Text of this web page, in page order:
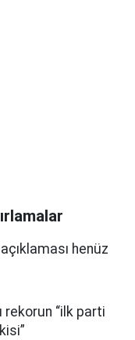
açıklaması henüz
rekorun “ilk parti